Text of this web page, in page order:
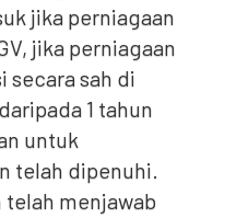
jika perniagaan
jika perniagaan
secara sah di
1 tahun
untuk
telah dipenuhi.
telah menjawab